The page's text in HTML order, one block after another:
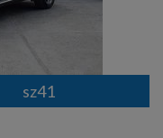
sz41